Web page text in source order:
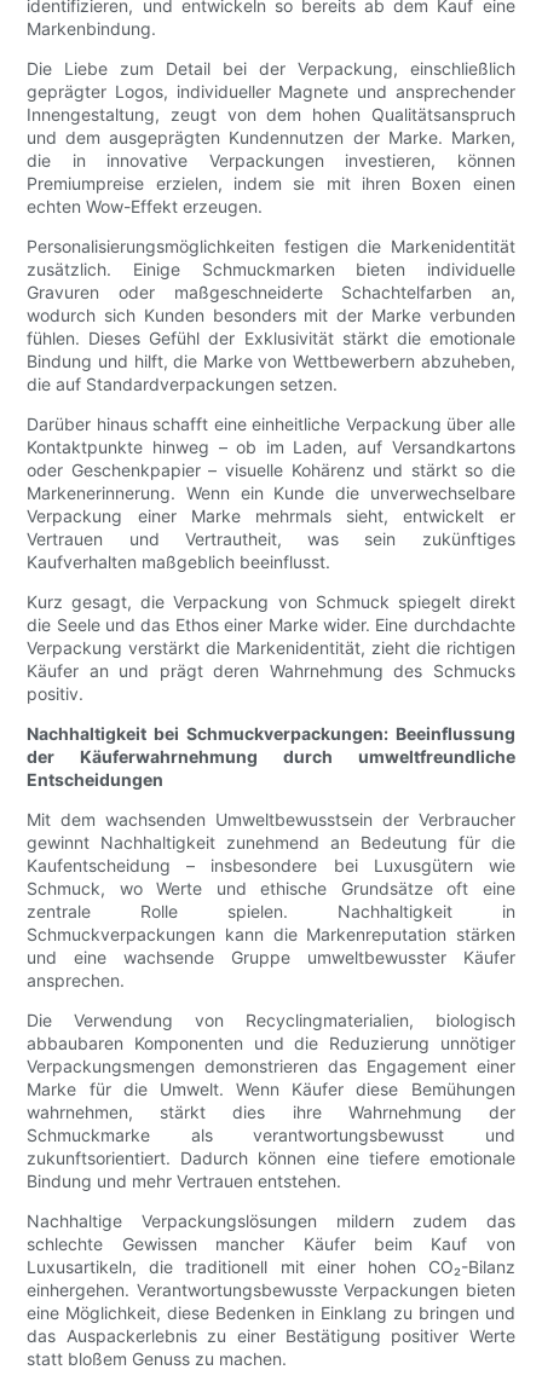
identifizieren, und entwickeln so bereits ab dem Kauf eine
Markenbindung.
Die Liebe zum Detail bei der Verpackung, einschließlich
geprägter Logos, individueller Magnete und ansprechender
Innengestaltung, zeugt von dem hohen Qualitätsanspruch
und dem ausgeprägten Kundennutzen der Marke. Marken,
die in innovative Verpackungen investieren, können
Premiumpreise erzielen, indem sie mit ihren Boxen einen
echten Wow-Effekt erzeugen.
Personalisierungsmöglichkeiten festigen die Markenidentität
zusätzlich. Einige Schmuckmarken bieten individuelle
Gravuren oder maßgeschneiderte Schachtelfarben an,
wodurch sich Kunden besonders mit der Marke verbunden
fühlen. Dieses Gefühl der Exklusivität stärkt die emotionale
Bindung und hilft, die Marke von Wettbewerbern abzuheben,
die auf Standardverpackungen setzen.
Darüber hinaus schafft eine einheitliche Verpackung über alle
Kontaktpunkte hinweg – ob im Laden, auf Versandkartons
oder Geschenkpapier – visuelle Kohärenz und stärkt so die
Markenerinnerung. Wenn ein Kunde die unverwechselbare
Verpackung einer Marke mehrmals sieht, entwickelt er
Vertrauen und Vertrautheit, was sein zukünftiges
Kaufverhalten maßgeblich beeinflusst.
Kurz gesagt, die Verpackung von Schmuck spiegelt direkt
die Seele und das Ethos einer Marke wider. Eine durchdachte
Verpackung verstärkt die Markenidentität, zieht die richtigen
Käufer an und prägt deren Wahrnehmung des Schmucks
positiv.
Nachhaltigkeit bei Schmuckverpackungen: Beeinflussung
der Käuferwahrnehmung durch umweltfreundliche
Entscheidungen
Mit dem wachsenden Umweltbewusstsein der Verbraucher
gewinnt Nachhaltigkeit zunehmend an Bedeutung für die
Kaufentscheidung – insbesondere bei Luxusgütern wie
Schmuck, wo Werte und ethische Grundsätze oft eine
zentrale Rolle spielen. Nachhaltigkeit in
Schmuckverpackungen kann die Markenreputation stärken
und eine wachsende Gruppe umweltbewusster Käufer
ansprechen.
Die Verwendung von Recyclingmaterialien, biologisch
abbaubaren Komponenten und die Reduzierung unnötiger
Verpackungsmengen demonstrieren das Engagement einer
Marke für die Umwelt. Wenn Käufer diese Bemühungen
wahrnehmen, stärkt dies ihre Wahrnehmung der
Schmuckmarke als verantwortungsbewusst und
zukunftsorientiert. Dadurch können eine tiefere emotionale
Bindung und mehr Vertrauen entstehen.
Nachhaltige Verpackungslösungen mildern zudem das
schlechte Gewissen mancher Käufer beim Kauf von
Luxusartikeln, die traditionell mit einer hohen CO₂-Bilanz
einhergehen. Verantwortungsbewusste Verpackungen bieten
eine Möglichkeit, diese Bedenken in Einklang zu bringen und
das Auspackerlebnis zu einer Bestätigung positiver Werte
statt bloßem Genuss zu machen.